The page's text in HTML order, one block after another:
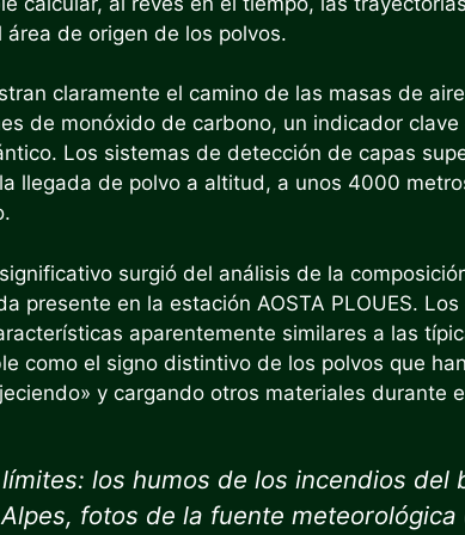
de origen de los polvos.
claramente el camino de las masas de
de monóxido de carbono, un indicador
Los sistemas de detección de capas
llegada de polvo a altitud, a unos 4000
surgió del análisis de la
presente en la estación AOSTA PLOUES.
aparentemente similares a las
como el signo distintivo de los polvos que
y cargando otros materiales durante
los humos de los incendios del
fotos de la fuente meteorológica